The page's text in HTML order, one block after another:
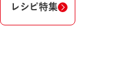
レシピ特集